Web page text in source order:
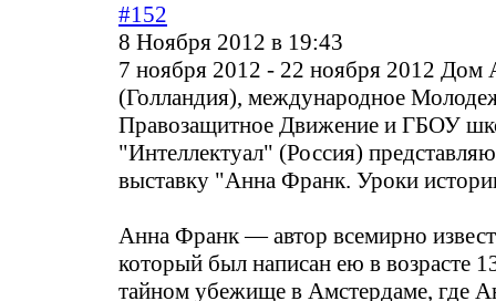
#152
8 Ноября 2012 в 19:43
7 ноября 2012 - 22 ноября 2012
(Голландия), международное
Правозащитное Движение и ГБОУ
"Интеллектуал" (Россия)
выставку "Анна Франк. Уроки
Анна Франк — автор всемирно
который был написан ею в возрасте
тайном убежище в Амстердаме, где